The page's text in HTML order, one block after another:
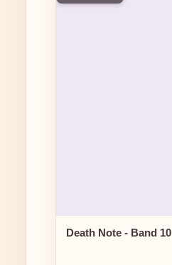
Death Note - Band 10